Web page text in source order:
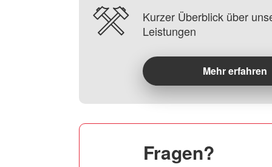
Kurzer Überblick über
Leistungen
Mehr erfahren
Fragen?